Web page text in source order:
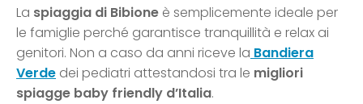
La spiaggia di Bibione è semplicemente ideale per
le famiglie perché garantisce tranquillità e relax ai
genitori. Non a caso da anni riceve la Bandiera
Verde dei pediatri attestandosi tra le migliori
spiagge baby friendly d’Italia.